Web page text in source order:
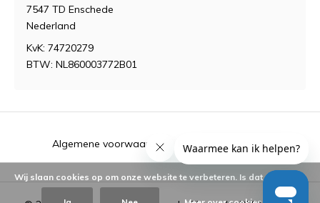
7547 TD Enschede
Nederland
KvK: 74720279
BTW: NL860003772B01
Algemene voorwaarden RSS-feed Sitemap
Wij slaan cookies op om onze website te verbeteren. Is dat akkoord?